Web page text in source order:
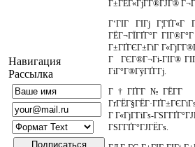
Навигация
Рассылка
Г±ГЁГ«ГјГ­Г®ГЈГ®
Г‘ГІГ ГІГј
ГЁГ¬ГЇГҐГ°Г
Г±ГҐГЄГ±ГіГ
Г ГЄГ®Г¬Гі-ГІГ®
ГіГ°Г®ГўГҐГ­Гј.
Г†ГҐГ­Г№ГЁГ­Г
Г Г«ГјГ­ГіГѕ-
ГЅГ­ГҐГ°ГЈГЁГѕ.